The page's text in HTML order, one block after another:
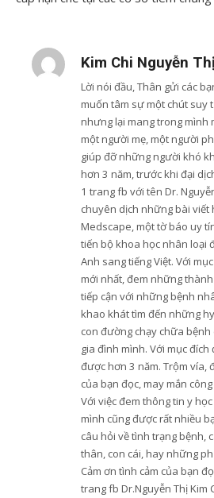
Kim Chi Nguyễn Thị
Lời nói đầu, Thân gửi các
muốn tâm sự một chút suy
nhưng lại mang trong mình
một người mẹ, một người
giúp đỡ những người khó
hơn 3 năm, trước khi đại
1 trang fb với tên Dr.
chuyên dịch những bài viết
Medscape, một tờ báo uy
tiến bộ khoa học nhân loại
Anh sang tiếng Việt. Với
mới nhất, đem những
tiếp cận với những bệnh
khao khát tìm đến những
con đường chạy chữa
gia đình mình. Với mục
được hơn 3 năm. Trộm vía,
của bạn đọc, may mắn
Với việc đem thông tin y
mình cũng được rất nhiều
câu hỏi về tình trạng bệnh,
thân, con cái, hay những
Cảm ơn tình cảm của bạn
trang fb Dr.Nguyễn Thị Kim